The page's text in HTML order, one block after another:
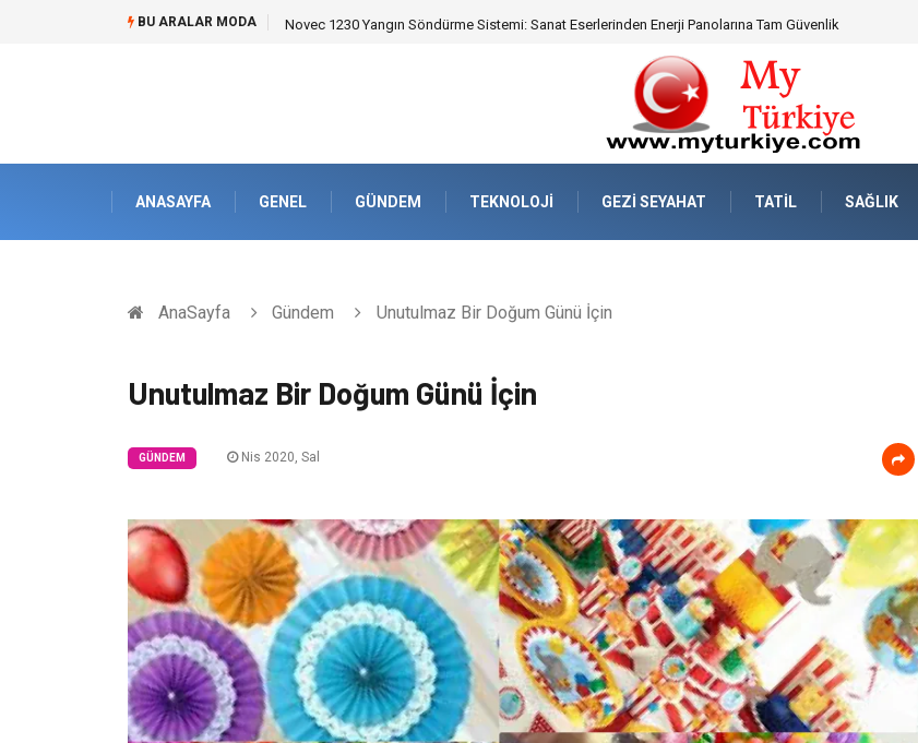
BU ARALAR MODA Novec 1230 Yangın Söndürme Sistemi: Sanat Eserlerinden Enerji Panolarına Tam Güvenlik
ANASAYFA GENEL GÜNDEM TEKNOLOJI GEZI SEYAHAT TATIL SAĞLIK
AnaSayfa Gündem Unutulmaz Bir Doğum Günü İçin
Unutulmaz Bir Doğum Günü İçin
GÜNDEM Nis 2020, Sal